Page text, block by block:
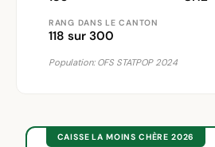
RANG DANS LE CANTON
118 sur 300
Population: OFS STATPOP 2024
CAISSE LA MOINS CHÈRE 2026